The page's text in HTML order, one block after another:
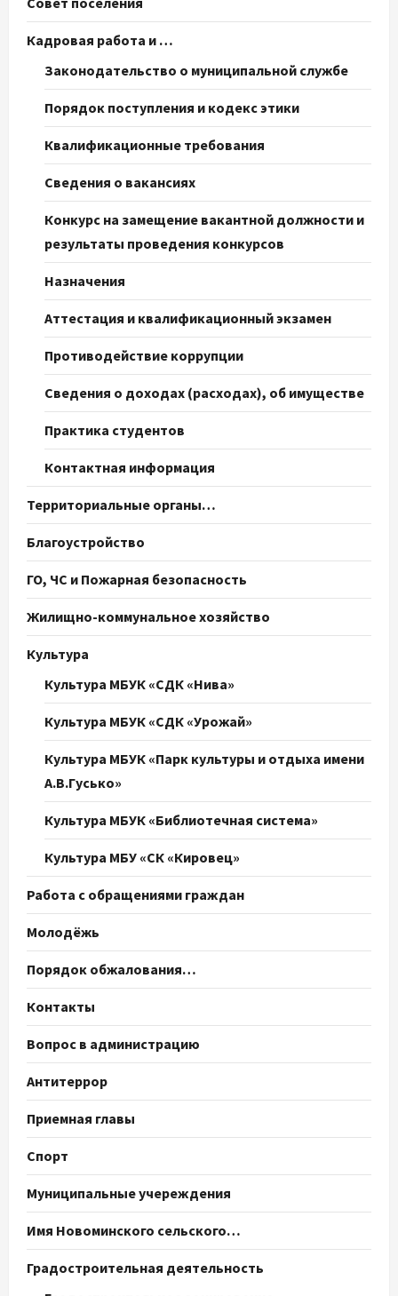
Кадровая работа и …
Законодательство о муниципальной службе
Порядок поступления и кодекс этики
Квалификационные требования
Сведения о вакансиях
Конкурс на замещение вакантной должности и
результаты проведения конкурсов
Назначения
Аттестация и квалификационный экзамен
Противодействие коррупции
Сведения о доходах (расходах), об имуществе
Практика студентов
Контактная информация
Территориальные органы…
Благоустройство
ГО, ЧС и Пожарная безопасность
Жилищно-коммунальное хозяйство
Культура
Культура МБУК «СДК «Нива»
Культура МБУК «СДК «Урожай»
Культура МБУК «Парк культуры и отдыха имени
А.В.Гусько»
Культура МБУК «Библиотечная система»
Культура МБУ «СК «Кировец»
Работа с обращениями граждан
Молодёжь
Порядок обжалования…
Контакты
Вопрос в администрацию
Антитеррор
Приемная главы
Спорт
Муниципальные учереждения
Имя Новоминского сельского…
Градостроительная деятельность